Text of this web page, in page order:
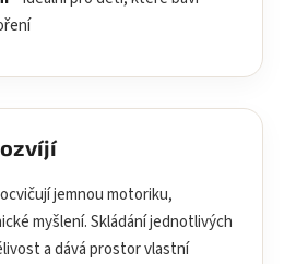
jemnou motoriku,
myšlení. Skládání jednotlivých
a dává prostor vlastní